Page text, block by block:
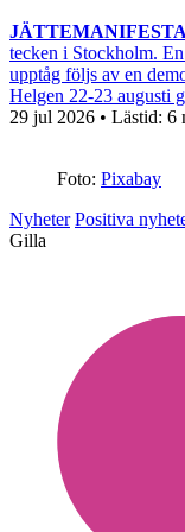
tecken i Stockholm.
upptåg följs av en
Helgen 22-23 augusti
29 jul 2026 • Lästid: 6
Foto: Pixabay
Nyheter Positiva
Gilla